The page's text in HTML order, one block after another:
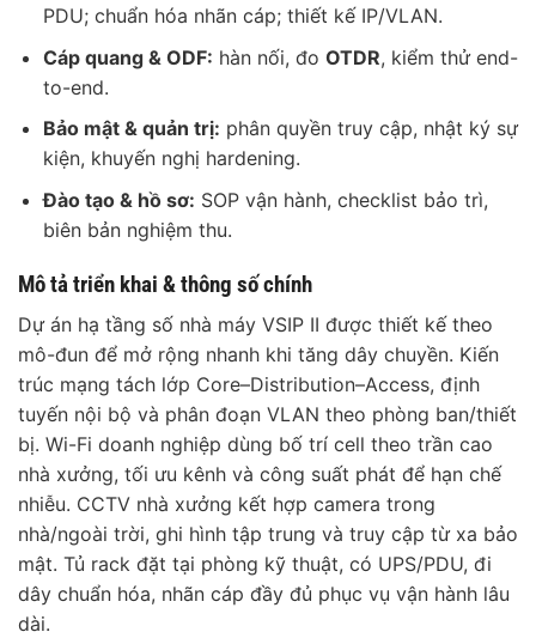
PDU; chuẩn hóa nhãn cáp; thiết kế IP/VLAN.
Cáp quang & ODF: hàn nối, đo OTDR, kiểm thử end-
to-end.
Bảo mật & quản trị: phân quyền truy cập, nhật ký sự
kiện, khuyến nghị hardening.
Đào tạo & hồ sơ: SOP vận hành, checklist bảo trì,
biên bản nghiệm thu.
Mô tả triển khai & thông số chính
Dự án hạ tầng số nhà máy VSIP II được thiết kế theo
mô-đun để mở rộng nhanh khi tăng dây chuyền. Kiến
trúc mạng tách lớp Core–Distribution–Access, định
tuyến nội bộ và phân đoạn VLAN theo phòng ban/thiết
bị. Wi-Fi doanh nghiệp dùng bố trí cell theo trần cao
nhà xưởng, tối ưu kênh và công suất phát để hạn chế
nhiễu. CCTV nhà xưởng kết hợp camera trong
nhà/ngoài trời, ghi hình tập trung và truy cập từ xa bảo
mật. Tủ rack đặt tại phòng kỹ thuật, có UPS/PDU, đi
dây chuẩn hóa, nhãn cáp đầy đủ phục vụ vận hành lâu
dài.